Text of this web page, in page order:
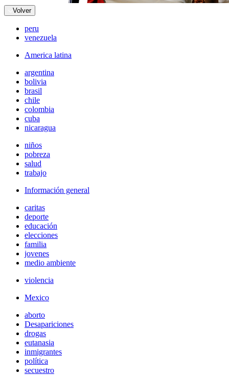
Volver
peru
venezuela
America latina
argentina
bolivia
brasil
chile
colombia
cuba
nicaragua
niños
pobreza
salud
trabajo
Información general
caritas
deporte
educación
elecciones
familia
jovenes
medio ambiente
violencia
Mexico
aborto
Desapariciones
drogas
eutanasia
inmigrantes
política
secuestro